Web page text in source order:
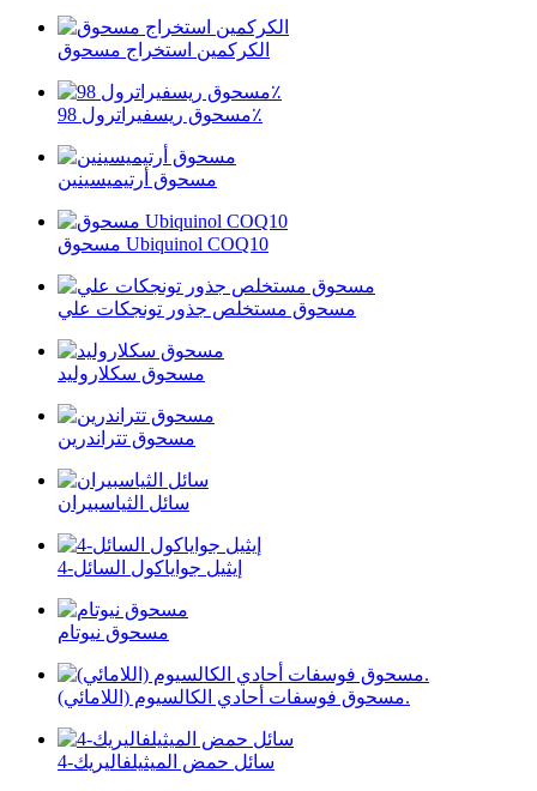
الكركمين استخراج مسحوق
مسحوق ريسفيراترول 98٪
مسحوق أرتيميسينين
مسحوق Ubiquinol COQ10
مسحوق مستخلص جذور تونجكات علي
مسحوق سكلاروليد
مسحوق تتراندرين
سائل الثياسبيران
4-إيثيل جواياكول السائل
مسحوق نيوتام
مسحوق فوسفات أحادي الكالسيوم (اللامائي).
4-سائل حمض الميثيلفاليريك